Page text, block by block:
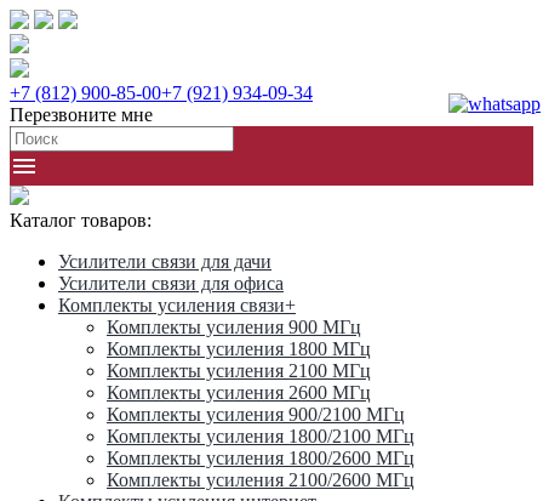
+7 (812) 900-85-00+7 (921) 934-09-34
Перезвоните мне
Каталог товаров:
Усилители связи для дачи
Усилители связи для офиса
Комплекты усиления связи+
Комплекты усиления 900 МГц
Комплекты усиления 1800 МГц
Комплекты усиления 2100 МГц
Комплекты усиления 2600 МГц
Комплекты усиления 900/2100 МГц
Комплекты усиления 1800/2100 МГц
Комплекты усиления 1800/2600 МГц
Комплекты усиления 2100/2600 МГц